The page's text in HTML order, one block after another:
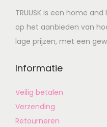
TRUUSK is een home
op het aanbieden van
lage prijzen, met een
Informatie
Veilig betalen
Verzending
Retourneren